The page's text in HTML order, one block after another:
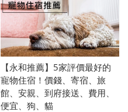
【永和推薦】5家評價最好的
寵物住宿！價錢、寄宿、旅
館、安親、到府接送、費用、
便宜、狗、貓